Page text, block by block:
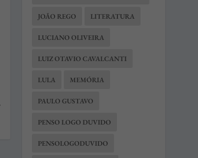
JOÃO REGO LITERATURA
LUCIANO OLIVEIRA
LUIZ OTAVIO CAVALCANTI
LULA MEMÓRIA
PAULO GUSTAVO
PENSO LOGO DUVIDO
PENSOLOGODUVIDO